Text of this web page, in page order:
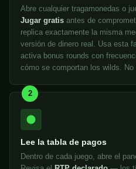
Abre cualquier tragamonedas o
Jugar gratis antes de
replica exactamente la misma
versión de dinero real. Usa esta
activa bonus rounds con
cómo se comportan los wilds.
2
Lee la tabla de pagos
Dentro de cada juego, abre el